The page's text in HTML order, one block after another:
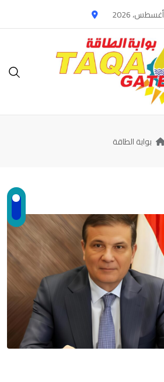
بوابة الطاقة